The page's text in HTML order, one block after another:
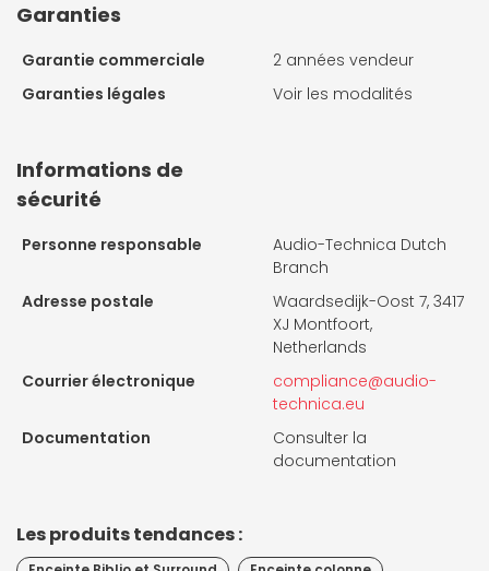
Garanties
Garantie commerciale
2 années vendeur
Garanties légales
Voir les modalités
Informations de
sécurité
Personne responsable
Audio-Technica Dutch
Branch
Adresse postale
Waardsedijk-Oost 7, 3417
XJ Montfoort,
Netherlands
Courrier électronique
compliance@audio-
technica.eu
Documentation
Consulter la
documentation
Les produits tendances :